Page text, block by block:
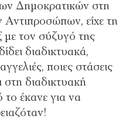
Δημοκρατικών στη
Αντιπροσώπων, είχε τη
με τον σύζυγό της
διαδικτυακά,
ποιες στάσεις
στη διαδικτυακή
έκανε για να